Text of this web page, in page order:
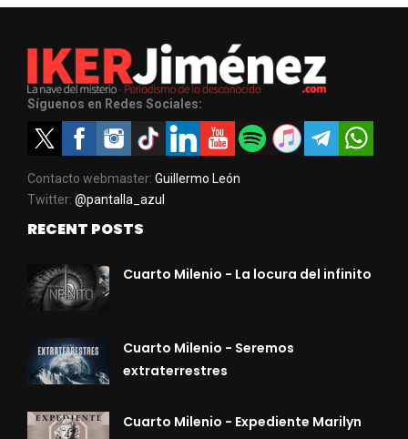
Síguenos en Redes Sociales:
Contacto webmaster: Guillermo León
Twitter: @pantalla_azul
RECENT POSTS
Cuarto Milenio - La locura del infinito
Cuarto Milenio - Seremos
extraterrestres
Cuarto Milenio - Expediente Marilyn